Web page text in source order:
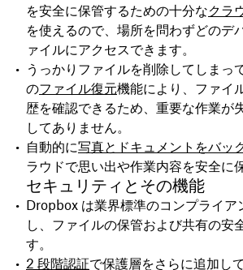
を安全に保管するための十分なクラ
を使えるので、場所を問わずどのデ
ァイルにアクセスできます。
うっかりファイルを削除してしまっ
のファイル復元機能により、ファイ
歴を確認できるため、重要な作業が
してありません。
自動的に写真とドキュメントをバッ
ラウドで思い出や作業内容を安全に
セキュリティとその機能
Dropbox は業界標準のコンプライア
し、ファイルの保管および共有の安
す。
2 段階認証で保護層をさらに追加し